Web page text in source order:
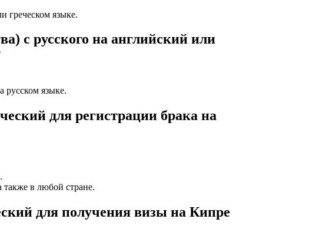
греческом языке.
с русского на английский или
языке.
для регистрации брака на
.
в любой стране.
для получения визы на Кипре